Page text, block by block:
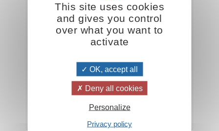
La meilleure arme contre la maladie, c’est
15.00CHF
This site uses cookies
and gives you control
over what you want to
activate
OK, accept all
Deny all cookies
Personalize
Privacy policy